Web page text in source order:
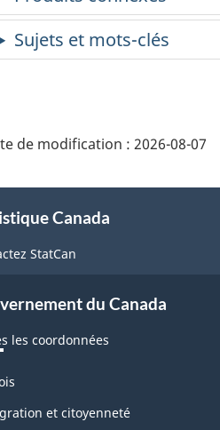
de modification : 2026-08-07
Canada
StatCan
du Canada
les coordonnées
et citoyenneté